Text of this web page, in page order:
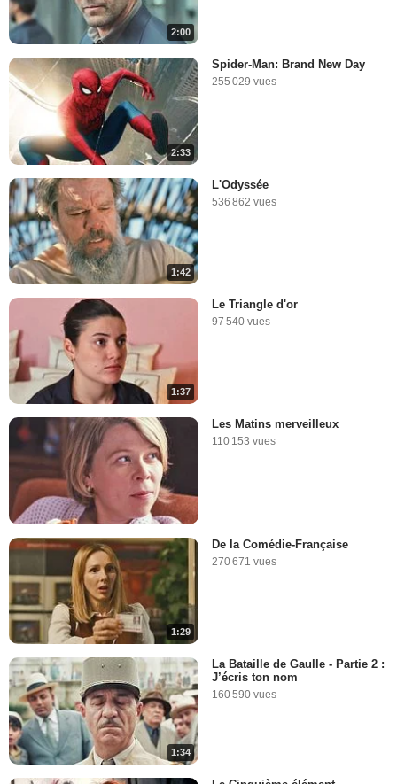
2:00
2:33
Spider-Man: Brand New Day
255 029 vues
1:42
L'Odyssée
536 862 vues
1:37
Le Triangle d'or
97 540 vues
Les Matins merveilleux
110 153 vues
1:29
De la Comédie-Française
270 671 vues
1:34
La Bataille de Gaulle - Partie 2 :
J’écris ton nom
160 590 vues